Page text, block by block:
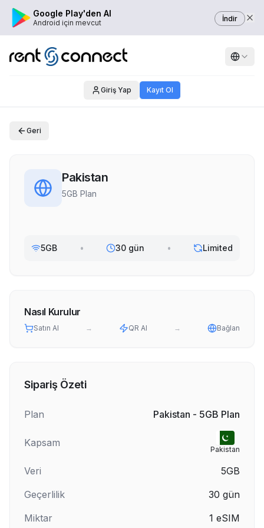
Google Play'den Al
Android için mevcut İndir
Giriş Yap Kayıt Ol
Geri
Pakistan
5GB Plan
5GB • 30 gün • Limited
Nasıl Kurulur
Satın Al → QR Al → Bağlan
Sipariş Özeti
Plan Pakistan - 5GB Plan
Kapsam
Pakistan
Veri
5GB
Geçerlilik
30 gün
Miktar
1 eSIM